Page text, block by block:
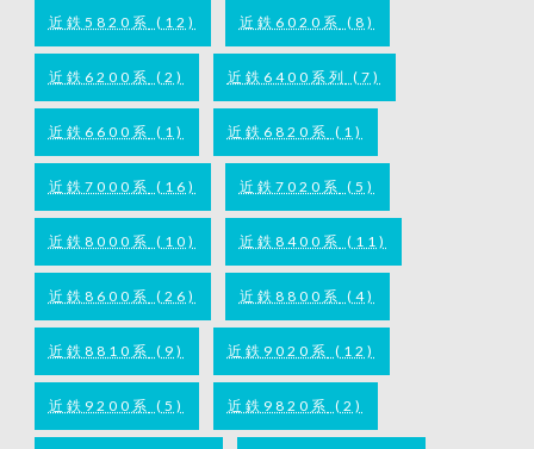
近鉄5820系 (12) 近鉄6020系 (8)
近鉄6200系 (2) 近鉄6400系列 (7)
近鉄6600系 (1) 近鉄6820系 (1)
近鉄7000系 (16) 近鉄7020系 (5)
近鉄8000系 (10) 近鉄8400系 (11)
近鉄8600系 (26) 近鉄8800系 (4)
近鉄8810系 (9) 近鉄9020系 (12)
近鉄9200系 (5) 近鉄9820系 (2)